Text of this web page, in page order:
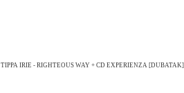
TIPPA IRIE - RIGHTEOUS WAY + CD EXPERIENZA [DUBATAK]